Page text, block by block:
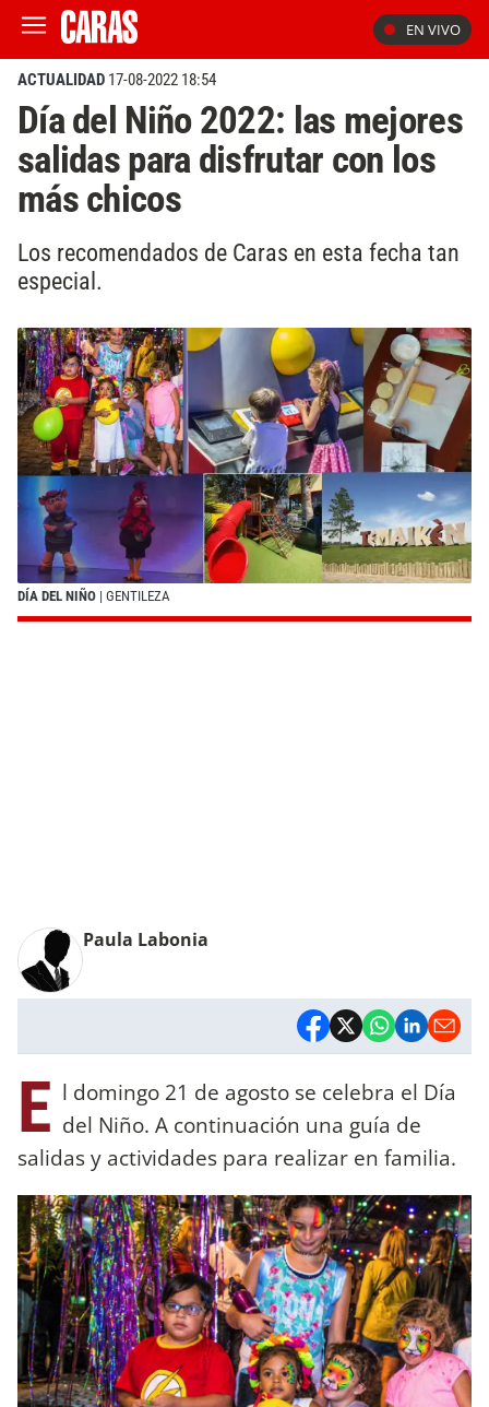
EN VIVO
ACTUALIDAD 17-08-2022 18:54
Día del Niño 2022: las mejores
salidas para disfrutar con los
más chicos
Los recomendados de Caras en esta fecha tan
especial.
DÍA DEL NIÑO | GENTILEZA
Paula Labonia
E l domingo 21 de agosto se celebra el Día
del Niño. A continuación una guía de
salidas y actividades para realizar en familia.